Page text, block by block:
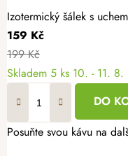
Izotermický šálek s
159 Kč
199 Kč
Skladem 5 ks 10. - 11. 8.
DO
Posuňte svou kávu na